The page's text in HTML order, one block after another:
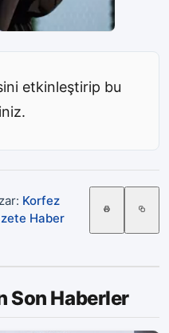
etkinleştirip bu
Korfez
Haber
Son Haberler